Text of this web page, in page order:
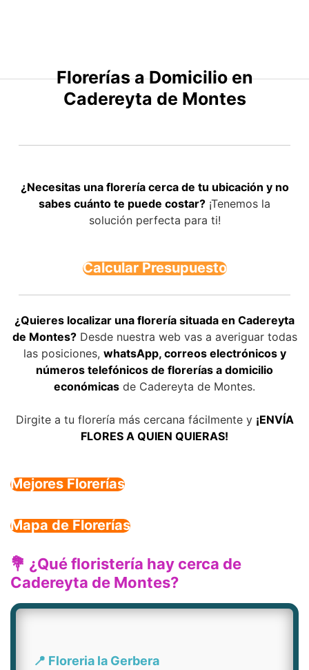
Florerías a Domicilio en
Cadereyta de Montes
¿Necesitas una florería cerca de tu ubicación y no
sabes cuánto te puede costar? ¡Tenemos la
solución perfecta para ti!
Calcular Presupuesto
¿Quieres localizar una florería situada en Cadereyta
de Montes?Desde nuestra web vas a averiguar todas
las posiciones, whatsApp, correos electrónicos y
números telefónicos de florerías a domicilio
económicas de Cadereyta de Montes.
Dirgite a tu florería más cercana fácilmente y ¡ENVÍA
FLORES A QUIEN QUIERAS!
Mejores Florerías
Mapa de Florerías
💐 ¿Qué floristería hay cerca de
Cadereyta de Montes?
📍 Floreria la Gerbera